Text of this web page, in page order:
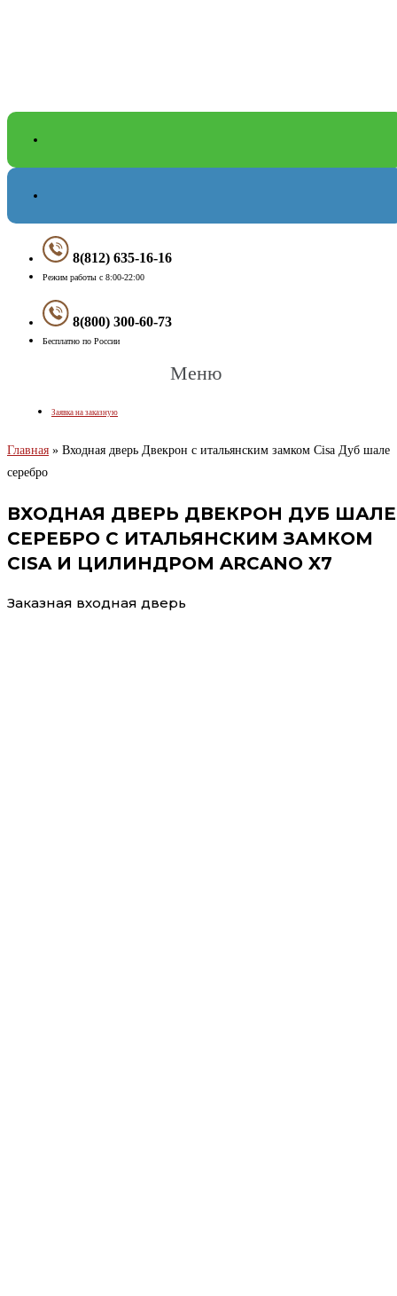
8(812) 635-16-16
Режим работы с 8:00-22:00
8(800) 300-60-73
Бесплатно по России
Меню
Заявка на заказную
Главная » Входная дверь Двекрон с итальянским замком Cisa Дуб шале
серебро
ВХОДНАЯ ДВЕРЬ ДВЕКРОН ДУБ ШАЛЕ
СЕРЕБРО С ИТАЛЬЯНСКИМ ЗАМКОМ
CISA И ЦИЛИНДРОМ ARCANO X7
Заказная входная дверь